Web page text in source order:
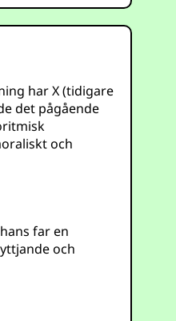
har X (tidigare
det pågående
och
far en
och